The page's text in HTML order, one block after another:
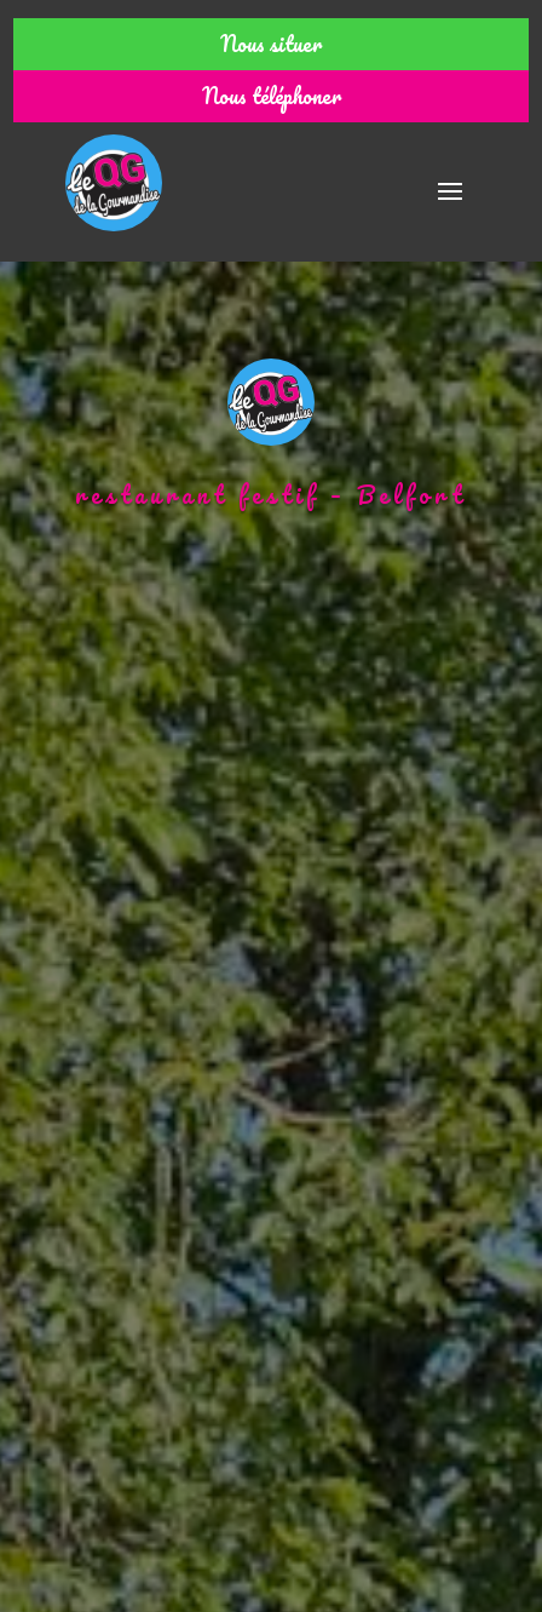
Nous situer
Nous téléphoner
restaurant festif – Belfort